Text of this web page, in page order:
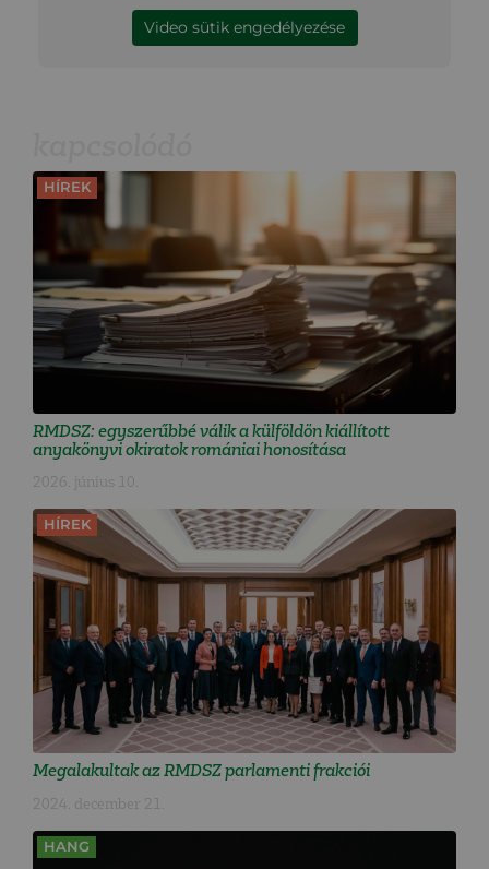
Video sütik engedélyezése
HÍREK
RMDSZ: egyszerűbbé válik a külföldön kiállított
anyakönyvi okiratok romániai honosítása
2026. június 10.
HÍREK
Megalakultak az RMDSZ parlamenti frakciói
2024. december 21.
HANG